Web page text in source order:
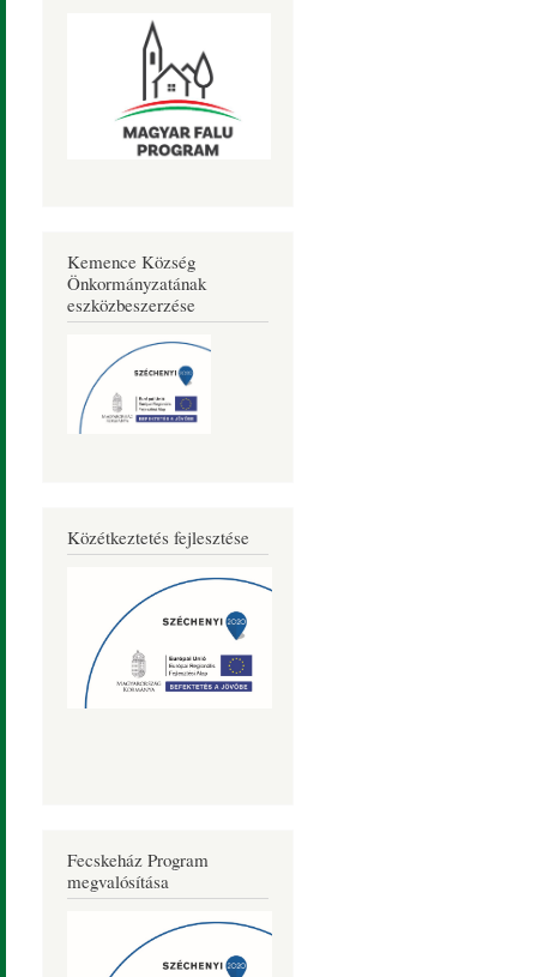
Kemence Község
Önkormányzatának
eszközbeszerzése
Közétkeztetés fejlesztése
Fecskeház Program
megvalósítása